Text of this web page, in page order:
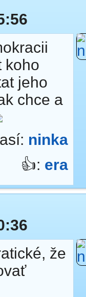
koho
jeho
chce a
ninka
👍: era
že